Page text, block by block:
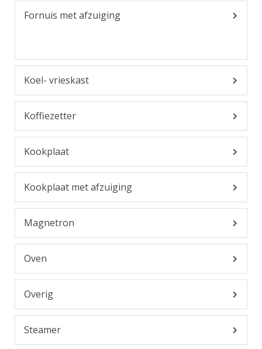
Fornuis met afzuiging
Koel- vrieskast
Koffiezetter
Kookplaat
Kookplaat met afzuiging
Magnetron
Oven
Overig
Steamer